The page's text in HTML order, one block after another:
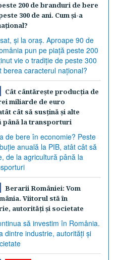
200 de branduri de bere
300 de ani. Cum şi-a
Cât cântăreşte producţia de
miliarde de euro
cât să susţină şi alte
până la transporturi
Berarii României: Vom
Viitorul stă în
autorităţi şi societate